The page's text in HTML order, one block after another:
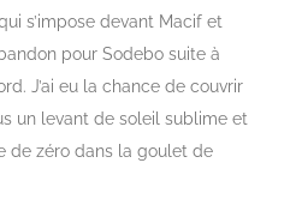
s’impose devant Macif et
pour Sodebo suite à
J’ai eu la chance de couvrir
un levant de soleil sublime et
de zéro dans la goulet de